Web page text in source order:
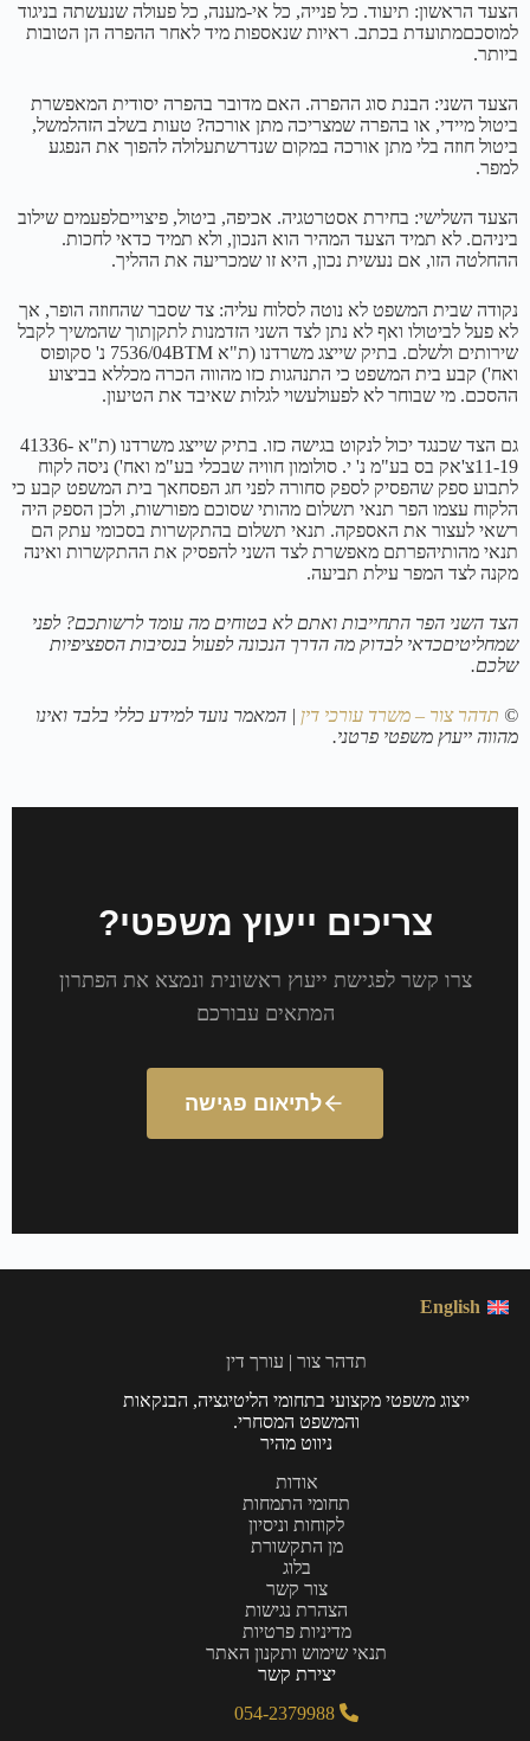
הצעד הראשון: תיעוד. כל פנייה, כל אי-מענה, כל פעולה שנעשתה בניגוד
למוסכםמתועדת בכתב. ראיות שנאספות מיד לאחר ההפרה הן הטובות
ביותר.
הצעד השני: הבנת סוג ההפרה. האם מדובר בהפרה יסודית המאפשרת
ביטול מיידי, או בהפרה שמצריכה מתן אורכה? טעות בשלב הזהלמשל,
ביטול חוזה בלי מתן אורכה במקום שנדרשתעלולה להפוך את הנפגע
למפר.
הצעד השלישי: בחירת אסטרטגיה. אכיפה, ביטול, פיצוייםלפעמים שילוב
ביניהם. לא תמיד הצעד המהיר הוא הנכון, ולא תמיד כדאי לחכות.
ההחלטה הזו, אם נעשית נכון, היא זו שמכריעה את ההליך.
נקודה שבית המשפט לא נוטה לסלוח עליה: צד שסבר שהחוזה הופר, אך
לא פעל לביטולו ואף לא נתן לצד השני הזדמנות לתקןתוך שהמשיך לקבל
שירותים ולשלם. בתיק שייצג משרדנו (ת"א 7536/04BTM נ' סקופוס
ואח') קבע בית המשפט כי התנהגות כזו מהווה הכרה מכללא בביצוע
ההסכם. מי שבוחר לא לפעולעשוי לגלות שאיבד את הטיעון.
גם הצד שכנגד יכול לנקוט בגישה כזו. בתיק שייצג משרדנו (ת"א 41336-
11-19צ'אק בס בע"מ נ' י. סולומון חוויה שבכלי בע"מ ואח') ניסה לקוח
לתבוע ספק שהפסיק לספק סחורה לפני חג הפסחאך בית המשפט קבע כי
הלקוח עצמו הפר תנאי תשלום מהותי שסוכם מפורשות, ולכן הספק היה
רשאי לעצור את האספקה. תנאי תשלום בהתקשרות בסכומי עתק הם
תנאי מהותיהפרתם מאפשרת לצד השני להפסיק את ההתקשרות ואינה
מקנה לצד המפר עילת תביעה.
הצד השני הפר התחייבות ואתם לא בטוחים מה עומד לרשותכם? לפני
שמחליטיםכדאי לבדוק מה הדרך הנכונה לפעול בנסיבות הספציפיות
שלכם.
© תדהר צור – משרד עורכי דין | המאמר נועד למידע כללי בלבד ואינו
מהווה ייעוץ משפטי פרטני.
צריכים ייעוץ משפטי?
צרו קשר לפגישת ייעוץ ראשונית ונמצא את הפתרון
המתאים עבורכם
לתיאום פגישה
English
תדהר צור | עורך דין
ייצוג משפטי מקצועי בתחומי הליטיגציה, הבנקאות
והמשפט המסחרי.
ניווט מהיר
אודות
תחומי התמחות
לקוחות וניסיון
מן התקשורת
בלוג
צור קשר
הצהרת נגישות
מדיניות פרטיות
תנאי שימוש ותקנון האתר
יצירת קשר
054-2379988